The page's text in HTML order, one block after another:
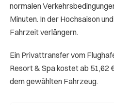
normalen
Minuten. In der Hochsaison
Fahrzeit verlängern.
Ein Privattransfer vom
Resort & Spa kostet ab 51,62
dem gewählten Fahrzeug.